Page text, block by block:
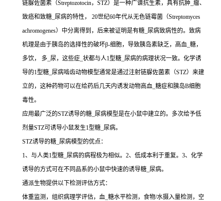
链脲佐菌素（Streptozotocin，STZ）是一种广谱抗生素，具有抗肿_瘤、
致癌和致糖_尿病的特性， 20世纪60年代从无色链霉菌（Streptomyces
achromogenes）中分离得到，后来被证明是有糖_尿病致病性的。致病
机理是由于胰岛的选择性的破坏β-细胞，导致胰岛素缺乏，高血_糖，
多饮， 多_尿，这些症_状都与人1型糖_尿病的病理状况一致。化学诱
导的1型糖_尿病啮齿动物模型通常是通过注射链脲佐菌素（STZ）来建
立的，这种药物可以在给药后几天内诱发动物高血_糖症和胰岛B细胞
毒性。
应用最广泛的STZ诱导的糖_尿病模型是在小鼠中建立的。多次给予低
剂量STZ可诱导小鼠发生1型糖_尿病。
STZ诱导的糖_尿病模型的优点：
1、与人类1型糖_尿病的病程极为相似。2、低成本利于重复。3、化学
诱导的方式可在不同品系的小鼠中快速的诱导糖_尿病。
通派生物提供以下检测评估方式：
体重监测，组织病理学评估，血_糖水平检测，食物/水摄入量检测，空